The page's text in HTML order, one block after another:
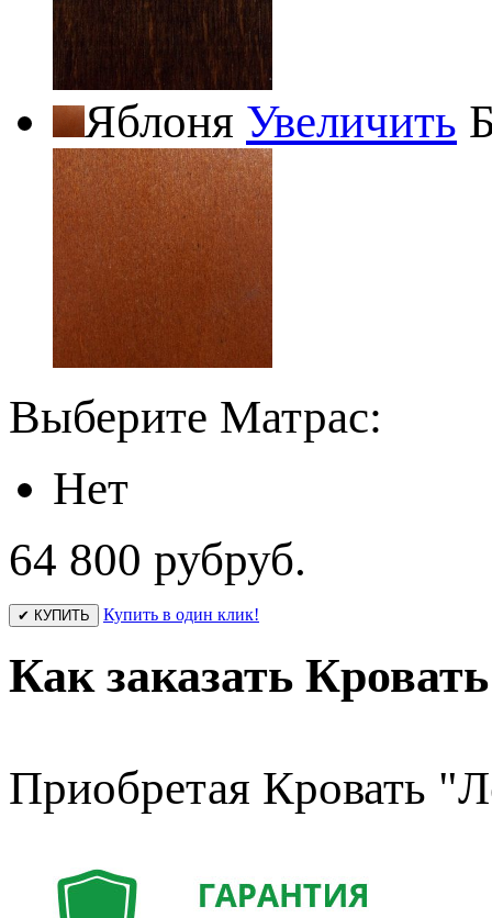
Яблоня Увеличить
Выберите Матрас:
Нет
64 800 рубруб.
✔ КУПИТЬ Купить в один клик!
Как заказать
Приобретая Кровать